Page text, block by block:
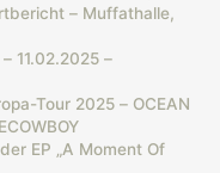
– Muffathalle,
11.02.2025 –
Tour 2025 – OCEAN
EP „A Moment Of